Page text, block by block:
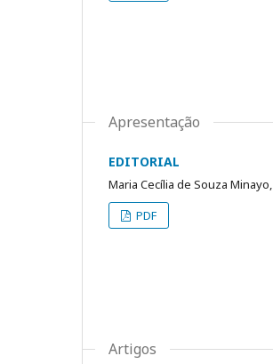
Apresentação
EDITORIAL
Maria Cecília de Souza
PDF
Artigos